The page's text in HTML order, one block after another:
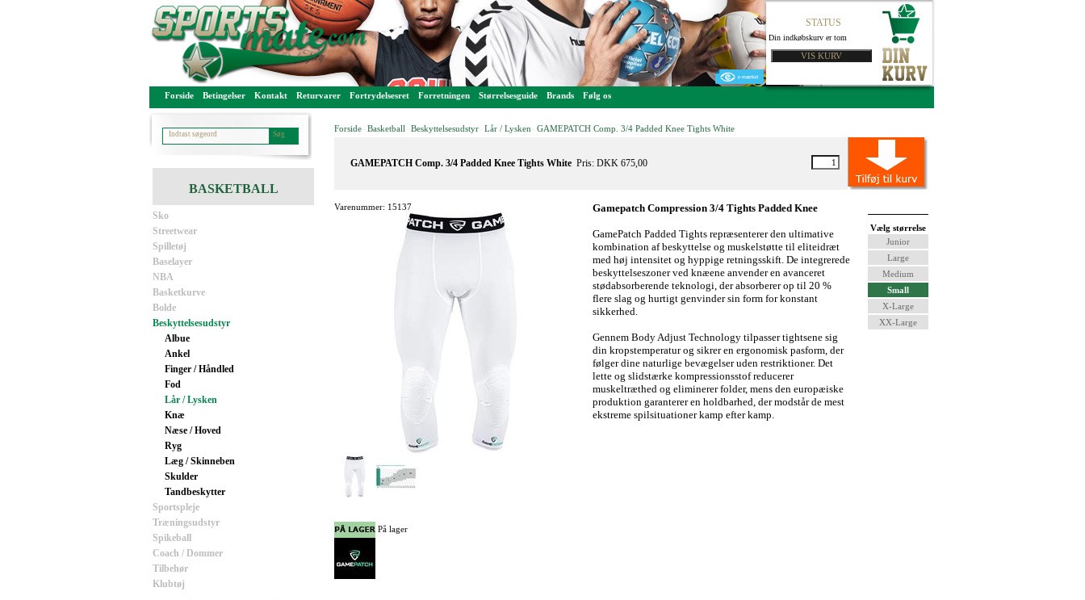
STATUS
Din indkøbskurv er tom
Forside Betingelser Kontakt Returvarer Fortrydelsesret Forretningen Størrelsesguide Brands Følg os
BASKETBALL
Sko
Streetwear
Spilletøj
Baselayer
NBA
Basketkurve
Bolde
Beskyttelsesudstyr
Albue
Ankel
Finger / Håndled
Fod
Lår / Lysken
Knæ
Næse / Hoved
Ryg
Læg / Skinneben
Skulder
Tandbeskytter
Sportspleje
Træningsudstyr
Spikeball
Coach / Dommer
Tilbehør
Klubtøj
Forside Basketball Beskyttelsesudstyr Lår / Lysken GAMEPATCH Comp. 3/4 Padded Knee Tights White
GAMEPATCH Comp. 3/4 Padded Knee Tights White Pris: DKK 675,00
Varenummer: 15137 Gamepatch Compression 3/4 Tights Padded Knee
GamePatch Padded Tights repræsenterer den ultimative
kombination af beskyttelse og muskelstøtte til eliteidræt
med høj intensitet og hyppige retningsskift. De integrerede
beskyttelseszoner ved knæene anvender en avanceret
stødabsorberende teknologi, der absorberer op til 20 %
flere slag og hurtigt genvinder sin form for konstant
sikkerhed.
Gennem Body Adjust Technology tilpasser tightsene sig
din kropstemperatur og sikrer en ergonomisk pasform, der
følger dine naturlige bevægelser uden restriktioner. Det
lette og slidstærke kompressionsstof reducerer
muskeltræthed og eliminerer folder, mens den europæiske
produktion garanterer en holdbarhed, der modstår de mest
ekstreme spilsituationer kamp efter kamp.
Vælg størrelse
Junior
Large
Medium
Small
X-Large
XX-Large
På lager